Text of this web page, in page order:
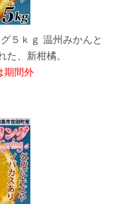
５ｋｇ 温州みかんと
た、新柑橘。
期間外